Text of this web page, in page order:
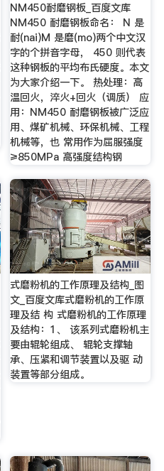
NM450耐磨钢板_百度文库
NM450 耐磨钢板命名： N 是
耐(nai)M 是磨(mo)两个中文汉
字的个拼音字母， 450 则代表
这种钢板的平均布氏硬度。本文
为大家介绍一下。 热处理：高
温回火，淬火+回火（调质） 应
用：NM450 耐磨钢板被广泛应
用、煤矿机械、环保机械、工程
机械等，也 常用作为屈服强度
≥850MPa 高强度结构钢
式磨粉机的工作原理及结构_图
文_百度文库式磨粉机的工作原
理及结 构 式磨粉机的工作原理
及结构：1、 该系列式磨粉机主
要由辊轮组成、 辊轮支撑轴
承、压紧和调节装置以及驱 动
装置等部分组成。